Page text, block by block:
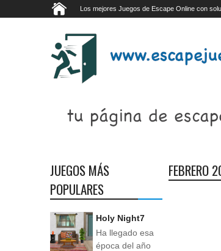
Los mejores Juegos de Escape Online con
FEBRERO
JUEGOS MÁS
POPULARES
Holy Night7
Ha llegado esa
época del año